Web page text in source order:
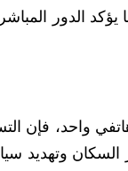
الدور
واحد، فإن
وتهديد